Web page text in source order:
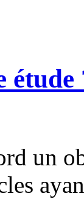
étude
un